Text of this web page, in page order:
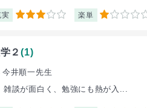
実 3 楽単 1
２(1)
今井順一先生
雑談が面白く、勉強にも熱が入...